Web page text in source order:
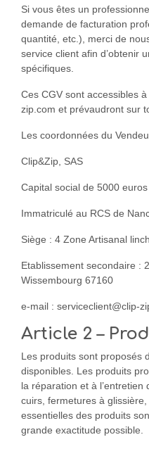
Si vous êtes un
demande de facturation
quantité, etc.), merci de
service client afin d’obtenir
spécifiques.
Ces CGV sont accessibles
zip.com et prévaudront sur
Les coordonnées du
Clip&Zip, SAS
Capital social de 5000 euros
Immatriculé au RCS de
Siège : 4 Zone Artisanal
Etablissement secondaire :
Wissembourg 67160
e-mail : serviceclient@clip-
Article 2 –
Les produits sont proposés
disponibles. Les produits
la réparation et à
cuirs, fermetures à
essentielles des produits
grande exactitude possible.